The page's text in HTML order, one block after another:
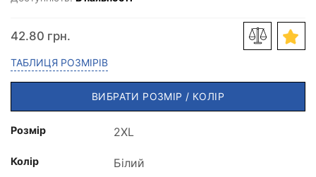
42.80 грн.
ТАБЛИЦЯ РОЗМІРІВ
ВИБРАТИ РОЗМІР / КОЛІР
Розмір
Колір